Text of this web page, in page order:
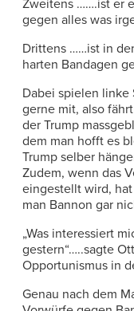
Zweitens …….ist er
gegen alles was
Drittens ……ist in
harten Bandagen
Dabei spielen linke
gerne mit, also
der Trump
dem man hofft es
Trump selber
Zudem, wenn das
eingestellt wird,
man Bannon gar
„Was interessiert
gestern“…..sagte
Opportunismus in
Genau nach dem